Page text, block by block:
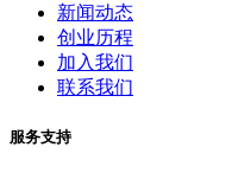
新闻动态
创业历程
加入我们
联系我们
服务支持